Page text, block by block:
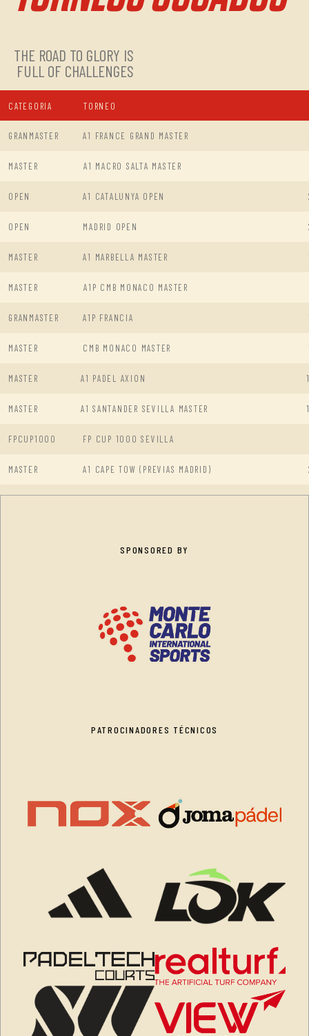
THE ROAD TO GLORY IS
FULL OF CHALLENGES
CATEGORIA TORNEO
GRANMASTER A1 FRANCE GRAND MASTER
MASTER A1 MACRO SALTA MASTER
OPEN A1 CATALUNYA OPEN
OPEN MADRID OPEN
MASTER A1 MARBELLA MASTER
MASTER A1P CMB MONACO MASTER
GRANMASTER A1P FRANCIA
MASTER CMB MONACO MASTER
MASTER A1 PADEL AXION
MASTER A1 SANTANDER SEVILLA MASTER
FPCUP1000 FP CUP 1000 SEVILLA
MASTER A1 CAPE TOW (PREVIAS MADRID)
SPONSORED BY
PATROCINADORES TÉCNICOS